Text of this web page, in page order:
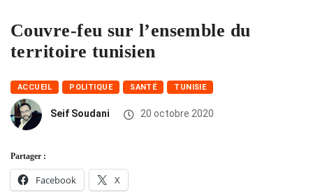
Couvre-feu sur l’ensemble du
territoire tunisien
ACCUEIL POLITIQUE SANTÉ TUNISIE
Seif Soudani 20 octobre 2020
Partager :
Facebook X